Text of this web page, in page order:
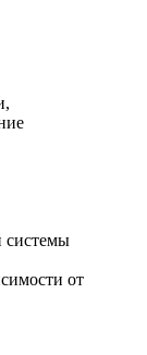
системы
от